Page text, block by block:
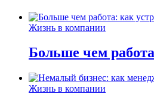
Жизнь в компании
Больше чем
Жизнь в компании